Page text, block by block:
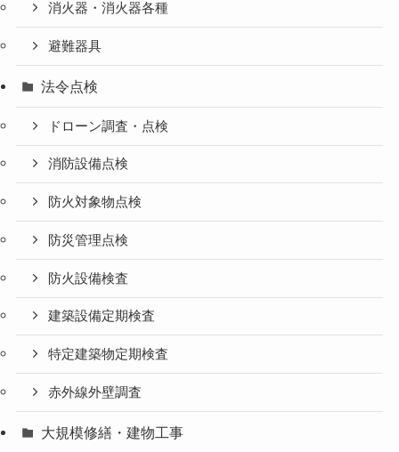
消火器・消火器各種
避難器具
法令点検
ドローン調査・点検
消防設備点検
防火対象物点検
防災管理点検
防火設備検査
建築設備定期検査
特定建築物定期検査
赤外線外壁調査
大規模修繕・建物工事